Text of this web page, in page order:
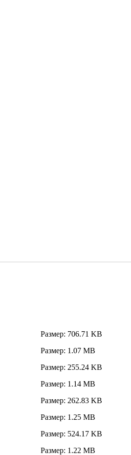
Размер: 706.71 KB
Размер: 1.07 MB
Размер: 255.24 KB
Размер: 1.14 MB
Размер: 262.83 KB
Размер: 1.25 MB
Размер: 524.17 KB
Размер: 1.22 MB